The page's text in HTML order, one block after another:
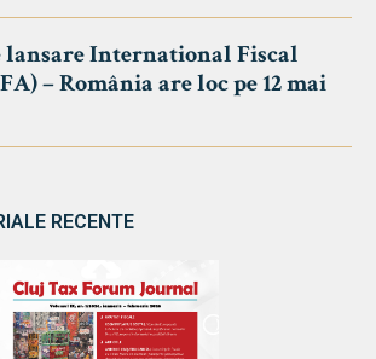
lansare International Fiscal
– România are loc pe 12 mai
RECENTE